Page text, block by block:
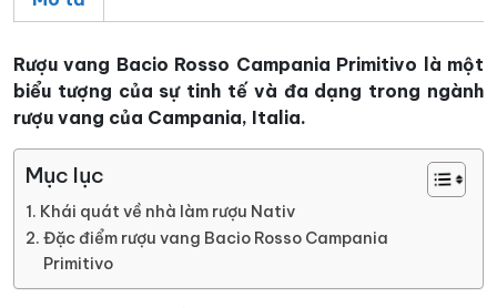
Rượu vang Bacio Rosso Campania Primitivo là một
biểu tượng của sự tinh tế và đa dạng trong ngành
rượu vang của Campania, Italia.
Mục lục
Khái quát về nhà làm rượu Nativ
Đặc điểm rượu vang Bacio Rosso Campania
Primitivo